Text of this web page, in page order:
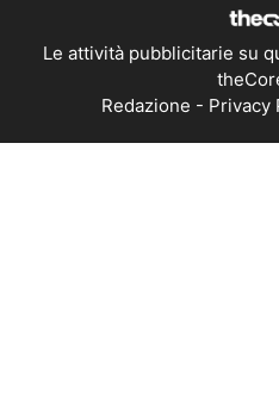
Le attività pubblicitarie su
Redazione - Privacy